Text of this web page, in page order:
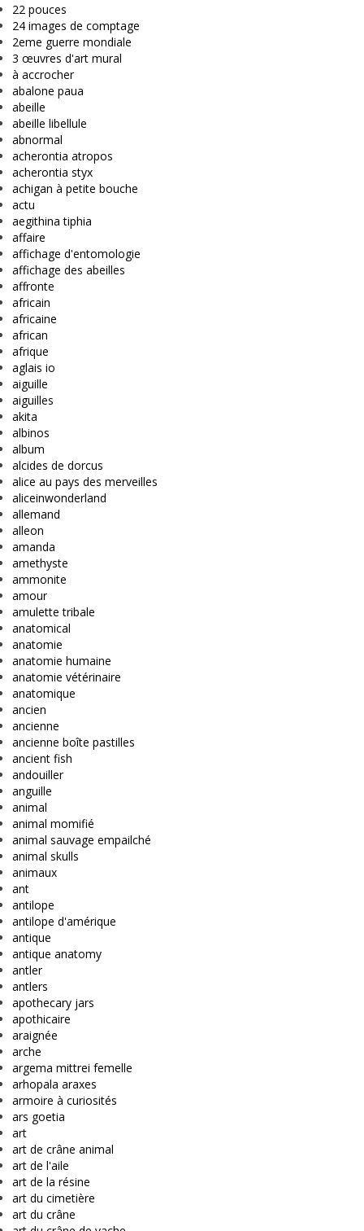
22 pouces
24 images de comptage
2eme guerre mondiale
3 œuvres d'art mural
à accrocher
abalone paua
abeille
abeille libellule
abnormal
acherontia atropos
acherontia styx
achigan à petite bouche
actu
aegithina tiphia
affaire
affichage d'entomologie
affichage des abeilles
affronte
africain
africaine
african
afrique
aglais io
aiguille
aiguilles
akita
albinos
album
alcides de dorcus
alice au pays des merveilles
aliceinwonderland
allemand
alleon
amanda
amethyste
ammonite
amour
amulette tribale
anatomical
anatomie
anatomie humaine
anatomie vétérinaire
anatomique
ancien
ancienne
ancienne boîte pastilles
ancient fish
andouiller
anguille
animal
animal momifié
animal sauvage empailché
animal skulls
animaux
ant
antilope
antilope d'amérique
antique
antique anatomy
antler
antlers
apothecary jars
apothicaire
araignée
arche
argema mittrei femelle
arhopala araxes
armoire à curiosités
ars goetia
art
art de crâne animal
art de l'aile
art de la résine
art du cimetière
art du crâne